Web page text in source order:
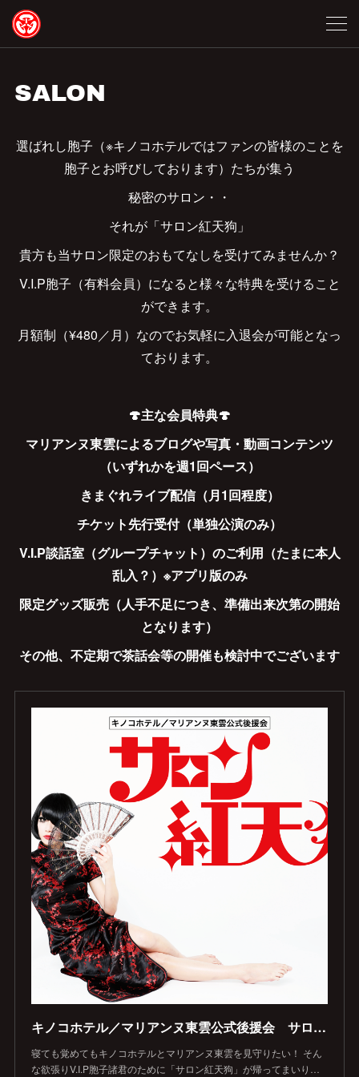
SALON
選ばれし胞子（※キノコホテルではファンの皆様のことを
胞子とお呼びしております）たちが集う
秘密のサロン・・
それが「サロン紅天狗」
貴方も当サロン限定のおもてなしを受けてみませんか？
V.I.P胞子（有料会員）になると様々な特典を受けること
ができます。
月額制（¥480／月）なのでお気軽に入退会が可能となっ
ております。
🍄主な会員特典🍄
マリアンヌ東雲によるブログや写真・動画コンテンツ
（いずれかを週1回ペース）
きまぐれライブ配信（月1回程度）
チケット先行受付（単独公演のみ）
V.I.P談話室（グループチャット）のご利用（たまに本人
乱入？）※アプリ版のみ
限定グッズ販売（人手不足につき、準備出来次第の開始
となります）
その他、不定期で茶話会等の開催も検討中でございます
キノコホテル／マリアンヌ東雲公式後援会 サロン紅天狗
寝ても覚めてもキノコホテルとマリアンヌ東雲を見守りたい！ そん
な欲張りV.I.P胞子諸君のために「サロン紅天狗」が帰ってまいり…